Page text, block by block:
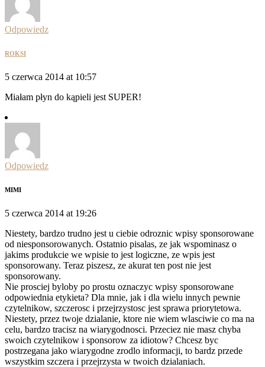
Odpowiedz
ROKSI
5 czerwca 2014 at 10:57
Miałam płyn do kąpieli jest SUPER!
Odpowiedz
MIMI
5 czerwca 2014 at 19:26
Niestety, bardzo trudno jest u ciebie odroznic wpisy sponsorowane
od niesponsorowanych. Ostatnio pisalas, ze jak wspominasz o
jakims produkcie we wpisie to jest logiczne, ze wpis jest
sponsorowany. Teraz piszesz, ze akurat ten post nie jest
sponsorowany.
Nie prosciej byloby po prostu oznaczyc wpisy sponsorowane
odpowiednia etykieta? Dla mnie, jak i dla wielu innych pewnie
czytelnikow, szczerosc i przejrzystosc jest sprawa priorytetowa.
Niestety, przez twoje dzialanie, ktore nie wiem wlasciwie co ma na
celu, bardzo tracisz na wiarygodnosci. Przeciez nie masz chyba
swoich czytelnikow i sponsorow za idiotow? Chcesz byc
postrzegana jako wiarygodne zrodlo informacji, to bardz przede
wszystkim szczera i przejrzysta w twoich dzialaniach.